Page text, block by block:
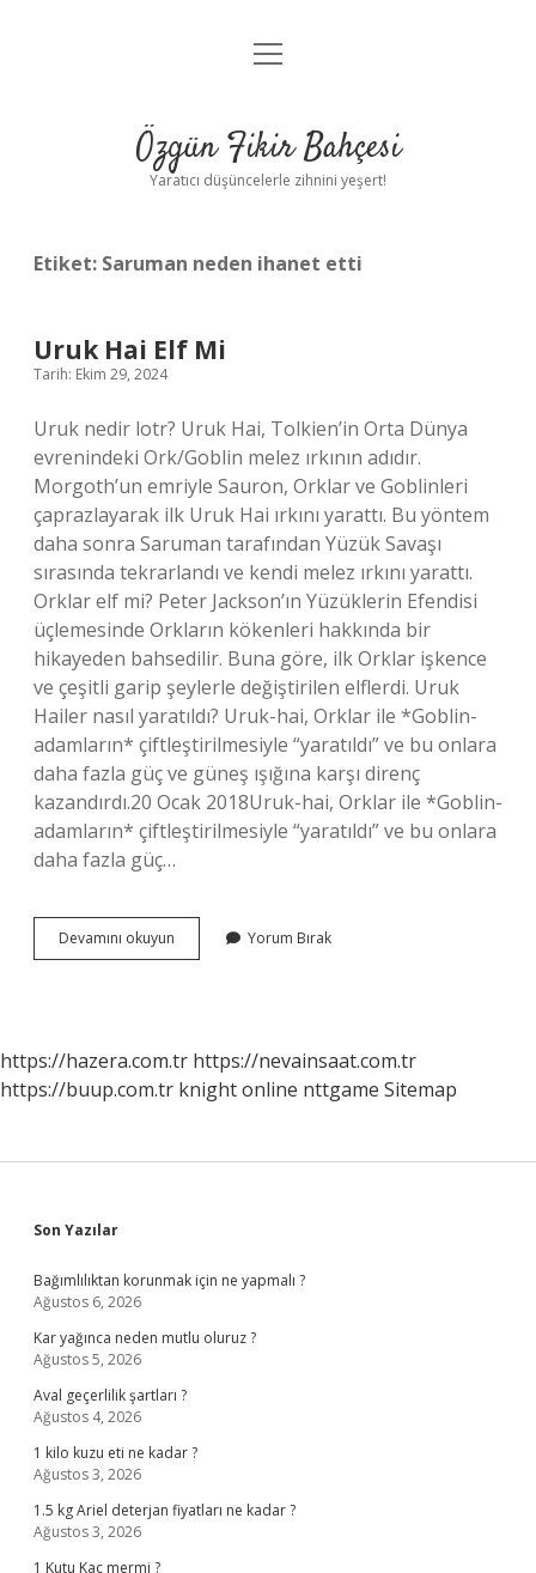
Anasayfa
Yasal Uyarı
menüyü
Özgün Fikir Bahçesi
Yaratıcı düşüncelerle zihnini yeşert!
Etiket: Saruman neden ihanet etti
Uruk Hai Elf Mi
Tarih: Ekim 29, 2024
Uruk nedir lotr? Uruk Hai, Tolkien’in Orta Dünya
evrenindeki Ork/Goblin melez ırkının adıdır.
Morgoth’un emriyle Sauron, Orklar ve Goblinleri
çaprazlayarak ilk Uruk Hai ırkını yarattı. Bu yöntem
daha sonra Saruman tarafından Yüzük Savaşı
sırasında tekrarlandı ve kendi melez ırkını yarattı.
Orklar elf mi? Peter Jackson’ın Yüzüklerin Efendisi
üçlemesinde Orkların kökenleri hakkında bir
hikayeden bahsedilir. Buna göre, ilk Orklar işkence
ve çeşitli garip şeylerle değiştirilen elflerdi. Uruk
Hailer nasıl yaratıldı? Uruk-hai, Orklar ile *Goblin-
adamların* çiftleştirilmesiyle “yaratıldı” ve bu onlara
daha fazla güç ve güneş ışığına karşı direnç
kazandırdı.20 Ocak 2018Uruk-hai, Orklar ile *Goblin-
adamların* çiftleştirilmesiyle “yaratıldı” ve bu onlara
daha fazla güç…
Devamını okuyun
Hai
Yorum Bırak
https://hazera.com.tr https://nevainsaat.com.tr
https://buup.com.tr knight online nttgame Sitemap
Sidebar
Son Yazılar
Bağımlılıktan korunmak için ne yapmalı ?
Ağustos 6, 2026
Kar yağınca neden mutlu oluruz ?
Ağustos 5, 2026
Aval geçerlilik şartları ?
Ağustos 4, 2026
1 kilo kuzu eti ne kadar ?
Ağustos 3, 2026
1.5 kg Ariel deterjan fiyatları ne kadar ?
Ağustos 3, 2026
1 Kutu Kaç mermi ?